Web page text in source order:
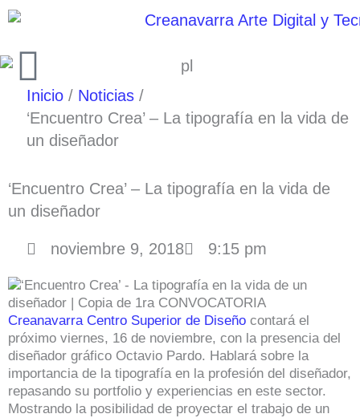
Ir
contenido
Inicio
Noticias
‘Encuentro Crea’ – La tipografía en la vida de
un diseñador
‘Encuentro Crea’ – La tipografía en la vida de
un diseñador
noviembre 9, 2018 9:15 pm
Creanavarra Centro Superior de Diseño contará el
próximo viernes, 16 de noviembre, con la presencia del
diseñador gráfico Octavio Pardo. Hablará sobre la
importancia de la tipografía en la profesión del diseñador,
repasando su portfolio y experiencias en este sector.
Mostrando la posibilidad de proyectar el trabajo de un